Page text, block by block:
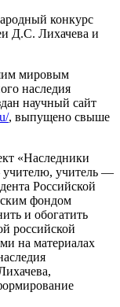
конкурс
Д.С. Лихачева и
мировым
наследия
научный сайт
, выпущено свыше
«Наследники
учителю, учитель —
Российской
фондом
и обогатить
российской
на материалах